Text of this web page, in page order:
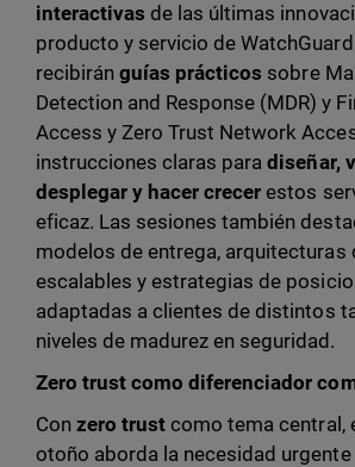
interactivasde las últimas
producto y servicio de
recibiránguías prácticos sobre
Detection and Response (MDR) y
Access y Zero Trust Network
instrucciones claras paradiseñar,
desplegar y hacer crecerestos
eficaz. Las sesiones también
modelos de entrega, arquitecturas
escalables y estrategias de
adaptadas a clientes de distintos
niveles de madurez en seguridad.
Zero trust como diferenciador
Conzero trust como tema central,
otoño aborda la necesidad